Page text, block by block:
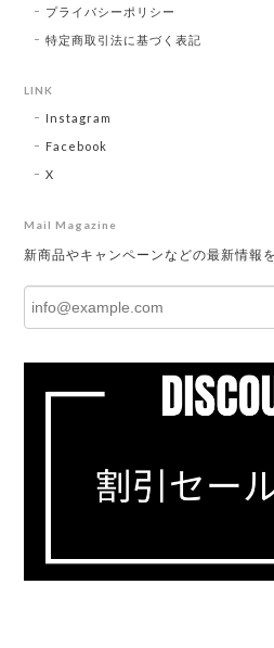
プライバシーポリシー
特定商取引法に基づく表記
LINK
Instagram
Facebook
X
Mail Magazine
新商品やキャンペーンなどの最新情報